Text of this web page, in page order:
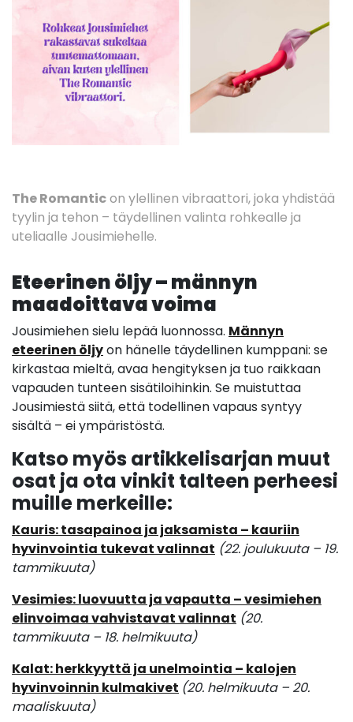
The Romanticon ylellinen vibraattori, joka yhdistää
tyylin ja tehon – täydellinen valinta rohkealle ja
uteliaalle Jousimiehelle.
Eteerinen öljy – männyn
maadoittava voima
Jousimiehen sielu lepää luonnossa. Männyn
eteerinen öljyon hänelle täydellinen kumppani: se
kirkastaa mieltä, avaa hengityksen ja tuo raikkaan
vapauden tunteen sisätiloihinkin. Se muistuttaa
Jousimiestä siitä, että todellinen vapaus syntyy
sisältä – ei ympäristöstä.
Katso myös artikkelisarjan muut
osat ja ota vinkit talteen perheesi
muille merkeille:
Kauris: tasapainoa ja jaksamista – kauriin
hyvinvointia tukevat valinnat (22. joulukuuta – 19.
tammikuuta)
Vesimies: luovuutta ja vapautta – vesimiehen
elinvoimaa vahvistavat valinnat (20.
tammikuuta – 18. helmikuuta)
Kalat: herkkyyttä ja unelmointia – kalojen
hyvinvoinnin kulmakivet (20. helmikuuta – 20.
maaliskuuta)